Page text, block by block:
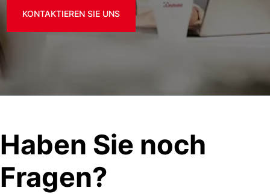
KONTAKTIEREN SIE UNS
Haben Sie noch
Fragen?